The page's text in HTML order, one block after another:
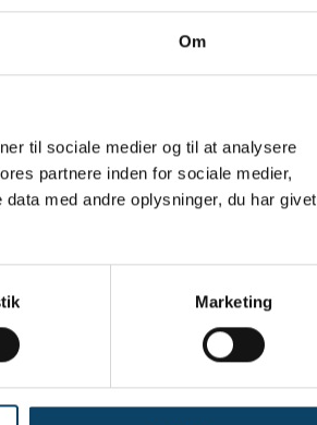
Om
til sociale medier og til at analysere
partnere inden for sociale medier,
med andre oplysninger, du har givet
Marketing
Berner
Neopren (polychloropren)
Ikke-steril